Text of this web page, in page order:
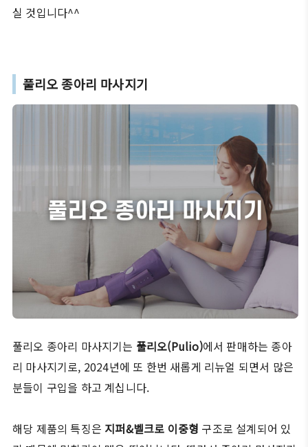
실 것입니다^^
풀리오 종아리 마사지기
풀리오 종아리 마사지기는 풀리오(Pulio)에서 판매하는 종아
리 마사지기로, 2024년에 또 한번 새롭게 리뉴얼 되면서 많은
분들이 구입을 하고 계십니다.
해당 제품의 특징은 지퍼&벨크로 이중형 구조로 설계되어 있